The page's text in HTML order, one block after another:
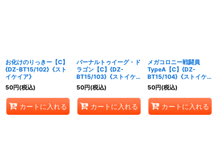
お化けのりっきー【C】
{DZ-BT15/102}《スト
イケイア》
50円(税込)
カートに入れる
バーナルトゥイーグ・ド
ラゴン【C】{DZ-
BT15/103}《ストイケイ
ア》
50円(税込)
カートに入れる
メガコロニー戦闘員
TypeA【C】{DZ-
BT15/104}《ストイケイ
ア》
50円(税込)
カートに入れる